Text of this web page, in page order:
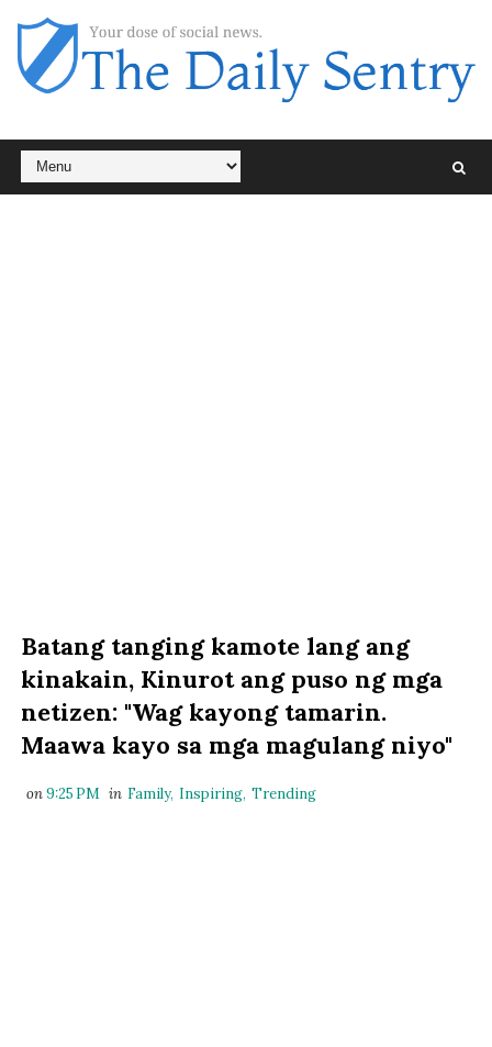
Batang tanging kamote lang ang
kinakain, Kinurot ang puso ng mga
netizen: "Wag kayong tamarin.
Maawa kayo sa mga magulang niyo"
on9:25 PM in Family, Inspiring, Trending